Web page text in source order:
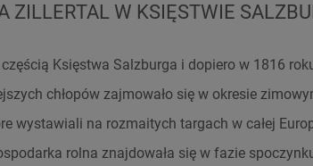
ZILLERTAL W KSIĘSTWIE
Księstwa Salzburga i dopiero w 1816
chłopów zajmowało się w okresie
wystawiali na rozmaitych targach w całej
rolna znajdowała się w fazie